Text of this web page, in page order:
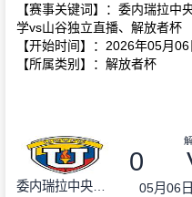
【赛事关键词】：委内瑞拉中
学vs山谷独立直播、解放者杯
【开始时间】：2026年05月
【所属类别】：解放者杯
委内瑞拉中央大学
0
05月06